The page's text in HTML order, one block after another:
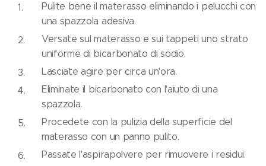
Pulite bene il materasso eliminando i pelucchi con
una spazzola adesiva.
Versate sul materasso e sui tappeti uno strato
uniforme di bicarbonato di sodio.
Lasciate agire per circa un'ora.
Eliminate il bicarbonato con l'aiuto di una
spazzola.
Procedete con la pulizia della superficie del
materasso con un panno pulito.
Passate l'aspirapolvere per rimuovere i residui.